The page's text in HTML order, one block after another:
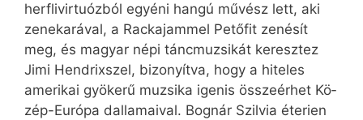
herflivirtuózból egyé­ni han­gú mű­vész lett, aki
ze­ne­ka­rá­val, a Racka­jam­mel Pe­tő­fit ze­né­sít
meg, és ma­gyar né­pi tánc­mu­zsi­kát ke­resz­tez
Jimi Hend­rixszel, bi­zo­nyít­va, hogy a hi­te­les
ame­ri­kai gyö­ke­rű mu­zsi­ka igen­is ös­­sze­ér­het Kö­
zép-Eu­ró­pa dal­la­ma­i­val. Bog­nár Szil­via éte­ri­en